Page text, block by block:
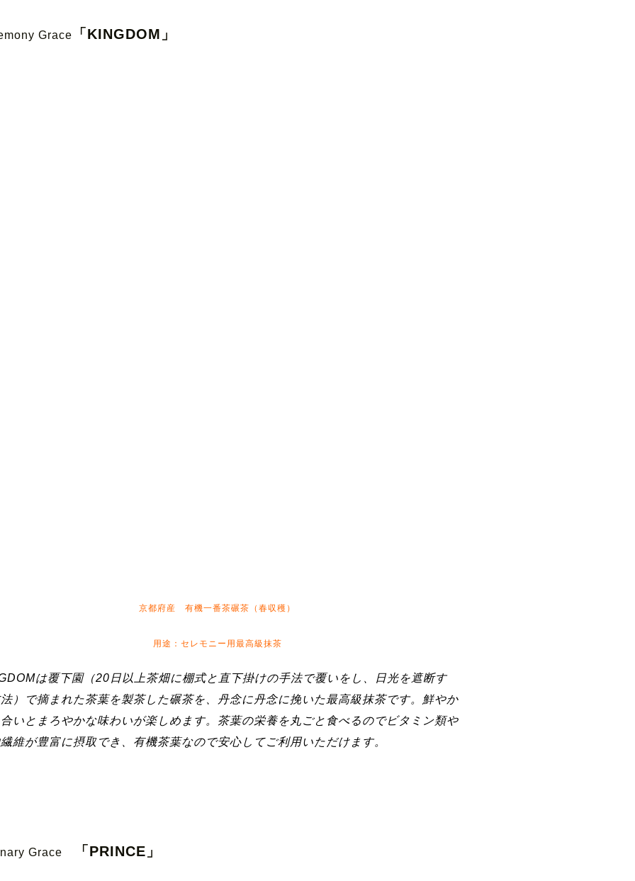
Grace 「KINGDOM」
京都府産 有機一番茶碾茶（春収穫）
用途：セレモニー用最高級抹茶
は覆下園（20日以上茶畑に棚式と直下掛けの手法で覆いをし、日光を遮断す
）で摘まれた茶葉を製茶した碾茶を、丹念に丹念に挽いた最高級抹茶です。鮮やか
いとまろやかな味わいが楽しめます。茶葉の栄養を丸ごと食べるのでビタミン類や
維が豊富に摂取でき、有機茶葉なので安心してご利用いただけます。
Grace 「PRINCE」